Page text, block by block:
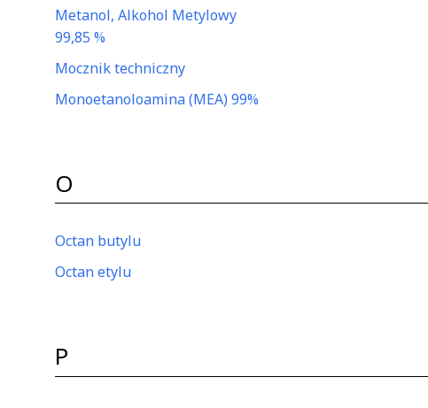
Metanol, Alkohol Metylowy
99,85 %
Mocznik techniczny
Monoetanoloamina (MEA) 99%
O
Octan butylu
Octan etylu
P